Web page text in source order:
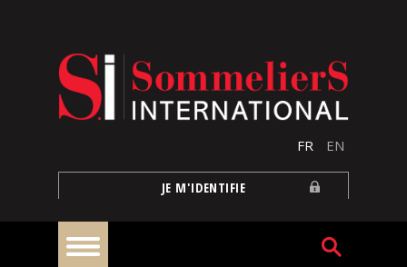
FR EN
JE M'IDENTIFIE